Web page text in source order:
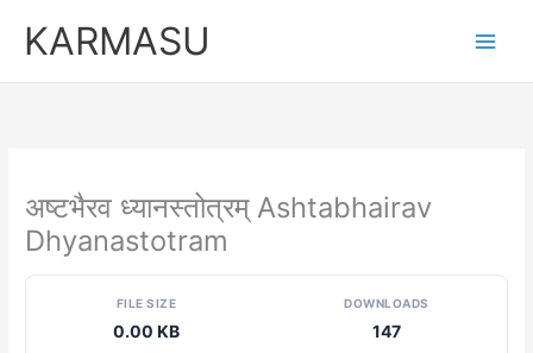
KARMASU
अष्टभैरव ध्यानस्तोत्रम् Ashtabhairav
Dhyanastotram
FILE SIZE
0.00 KB
DOWNLOADS
147